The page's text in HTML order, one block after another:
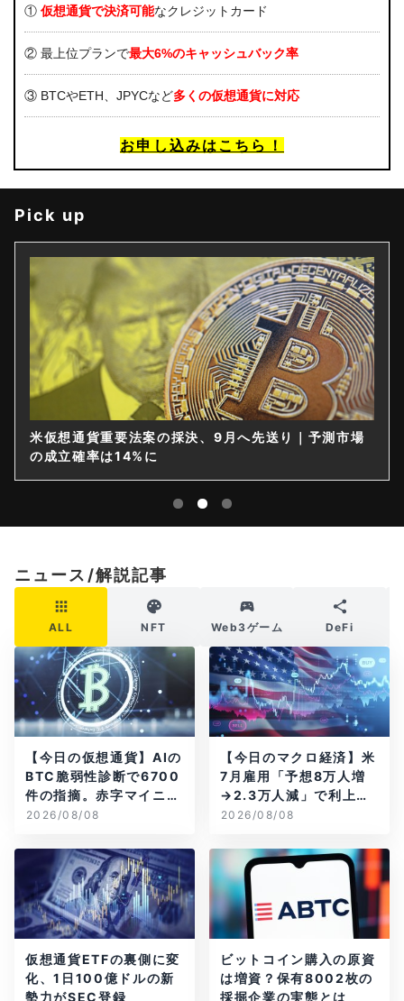
① 仮想通貨で決済可能なクレジットカード
② 最上位プランで最大6%のキャッシュバック率
③ BTCやETH、JPYCなど多くの仮想通貨に対応
お申し込みはこちら！
Pick up
米仮想通貨重要法案の採決、9月へ先送り｜予測市場
の成立確率は14%に
ニュース/解説記事
ALL NFT Web3ゲーム DeFi
【今日の仮想通貨】AIの
BTC脆弱性診断で6700
件の指摘。赤字マイニン
グ企業はAIに賭ける
2026/08/08
【今日のマクロ経済】米
7月雇用「予想8万人増
→2.3万人減」で利上げ
観測後退
2026/08/08
仮想通貨ETFの裏側に変
化、1日100億ドルの新
勢力がSEC登録
ビットコイン購入の原資
は増資？保有8002枚の
採掘企業の実態とは